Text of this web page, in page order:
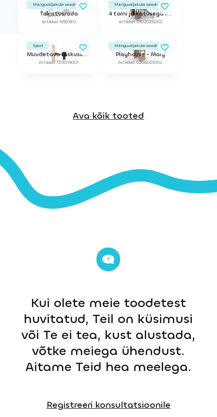
Mänguväljakute seadmed
Takistusrada
Artikkel: N9018U
Mänguväljakute seadmed
4 torni ja katusega ronimiskeskus WILLIAMSBORG
Artikkel: 0102025002
Sport
Muudetava raskusega velotrenažöör
Artikkel: 1313019001
Mänguväljakute seadmed
Playhouse - Mary
Artikkel: 0206001002
Ava kõik tooted
Kui olete meie toodetest
huvitatud, Teil on küsimusi
või Te ei tea, kust alustada,
võtke meiega ühendust.
Aitame Teid hea meelega.
Registreeri konsultatsioonile